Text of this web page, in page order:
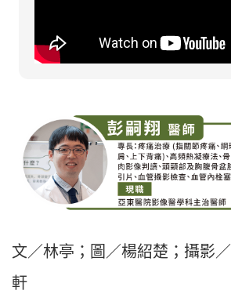
文／林亭；圖／楊紹楚；攝影
軒